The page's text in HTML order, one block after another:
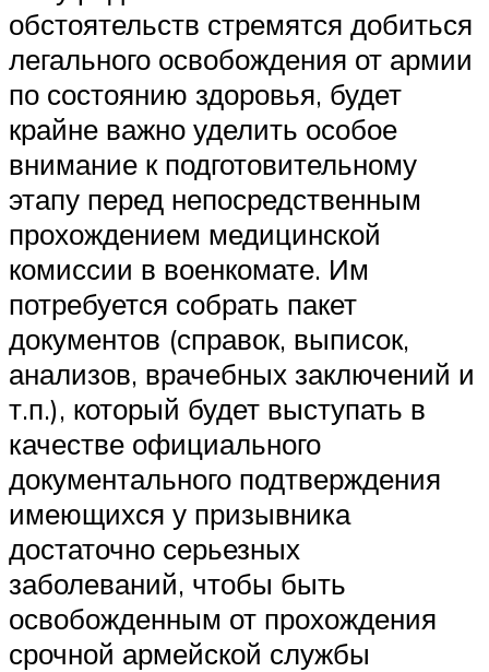
обстоятельств стремятся добиться
легального освобождения от армии
по состоянию здоровья, будет
крайне важно уделить особое
внимание к подготовительному
этапу перед непосредственным
прохождением медицинской
комиссии в военкомате. Им
потребуется собрать пакет
документов (справок, выписок,
анализов, врачебных заключений и
т.п.), который будет выступать в
качестве официального
документального подтверждения
имеющихся у призывника
достаточно серьезных
заболеваний, чтобы быть
освобожденным от прохождения
срочной армейской службы